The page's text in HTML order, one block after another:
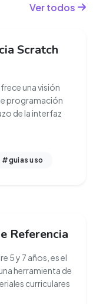
Ver todos
Scratch
una visión
programación
de la interfaz
#guias uso
Referencia
5 y 7 años, es el
herramienta de
curriculares